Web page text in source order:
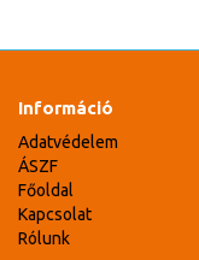
Információ
Adatvédelem
ÁSZF
Főoldal
Kapcsolat
Rólunk